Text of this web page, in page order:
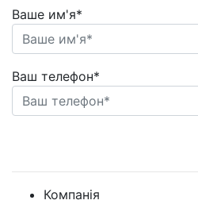
Ваше им'я*
Ваш телефон*
Компанія